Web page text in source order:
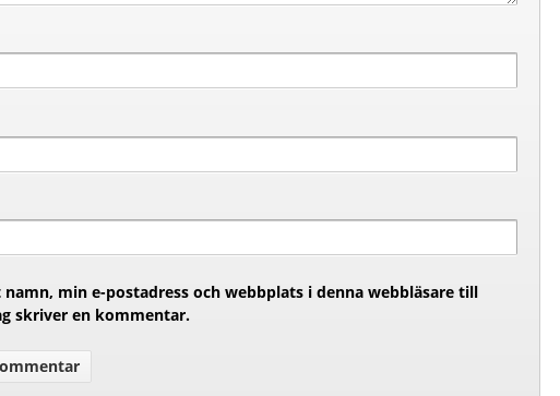
min e-postadress och webbplats i denna webbläsare till
skriver en kommentar.